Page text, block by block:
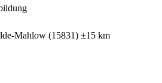
Mahlow (15831) ±15 km